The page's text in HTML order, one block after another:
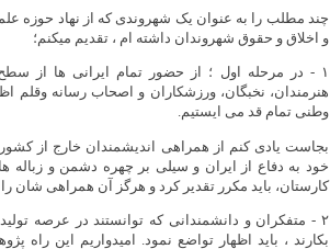
چند مطلب را به عنوان یک شهروندی که از نهاد حوزه
و اخلاق و حقوق شهروندان داشته ام ، تقدیم میکنم؛
۱ - در مرحله اول ؛ از حضور تمام ایرانی ها از
هنرمندان، نخبگان، ورزشکاران و اصحاب رسانه وقلم
وطنی تمام قد می ایستیم.
بجاست یادی کنم از همراهی اندیشمندان خارج از
خود به دفاع از ایران و سیلی بر چهره دشمن و زباله
کارستان، باید مکرر تقدیر کرد و هرگز آن همراهی شان
۲ - متفکران و دانشمندانی که توانستند در عرصه
بکارند ، باید اظهار تواضع نمود. امیدواریم این